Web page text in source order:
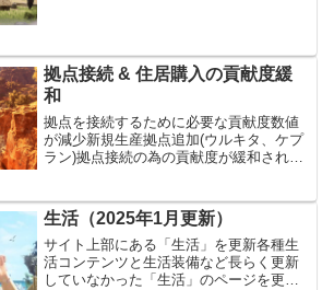
イベント...
拠点接続 & 住居購入の貢献度緩
和
拠点を接続するために必要な貢献度数値
が減少新規生産拠点追加(ウルキタ、ケプ
ラン)拠点接続の為の貢献度が緩和されま
度に余裕が出来たので、新たな生産拠点
であるウルキタ地方に...
生活（2025年1月更新）
サイト上部にある「生活」を更新各種生
活コンテンツと生活装備など長らく更新
していなかった「生活」のページを更新